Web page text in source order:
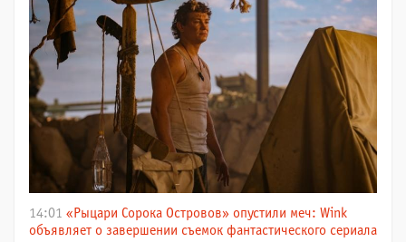
14:01 «Рыцари Сорока Островов» опустили меч: Wink
объявляет о завершении съемок фантастического сериала